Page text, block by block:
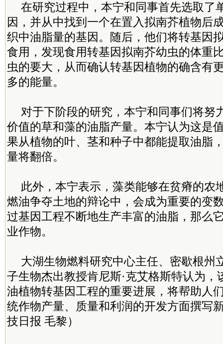
在研究过程中，本宁和同事首先选取了
因，并从中找到一个在置入拟南芥植物后
织中油脂量的基因。随后，他们将转基因
食用，发现食用转基因拟南芥幼虫的体重
虫的要大，从而确认转基因植物的确含有
多的能量。
对于下阶段的研究，本宁和同事们将努
价值的草和藻的油脂产量。本宁认为这是
果从植物的叶、茎和种子中都能提取油脂
量将翻倍。
此外，本宁表示，藻类能够在贫瘠的农
燃油争夺土地的辩论中，会成为重要的变
过基因工程不断地生产丰富的油脂，那么
业作物。
大湖生物燃料研究中心主任、密歇根州
子生物杰出教授肯尼斯·克艾格斯特认为，
油植物转基因工程的重要进展，将帮助人
统作物产量、质量和利润的开发方面撰写
技日报 毛黎）